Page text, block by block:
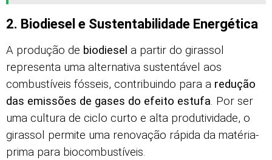
2. Biodiesel e Sustentabilidade Energética
A produção de biodiesel a partir do girassol
representa uma alternativa sustentável aos
combustíveis fósseis, contribuindo para a redução
das emissões de gases do efeito estufa. Por ser
uma cultura de ciclo curto e alta produtividade, o
girassol permite uma renovação rápida da matéria-
prima para biocombustíveis.